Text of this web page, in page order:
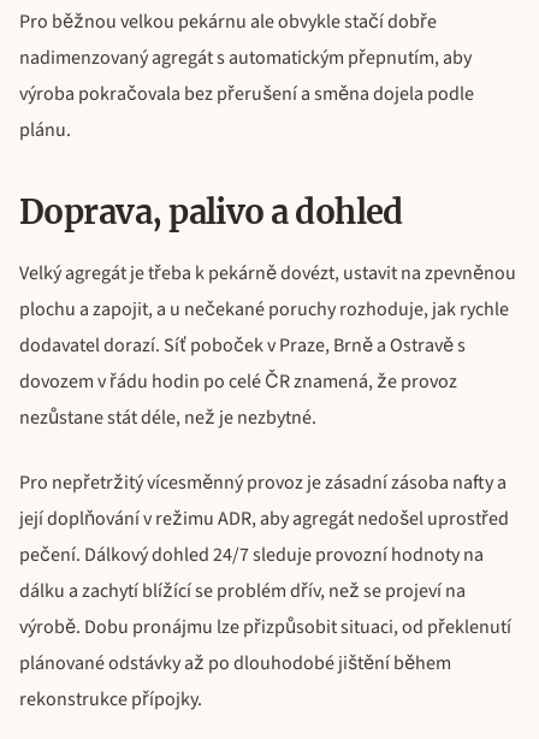
Pro běžnou velkou pekárnu ale obvykle stačí dobře
nadimenzovaný agregát s automatickým přepnutím, aby
výroba pokračovala bez přerušení a směna dojela podle
plánu.
Doprava, palivo a dohled
Velký agregát je třeba k pekárně dovézt, ustavit na zpevněnou
plochu a zapojit, a u nečekané poruchy rozhoduje, jak rychle
dodavatel dorazí. Síť poboček v Praze, Brně a Ostravě s
dovozem v řádu hodin po celé ČR znamená, že provoz
nezůstane stát déle, než je nezbytné.
Pro nepřetržitý vícesměnný provoz je zásadní zásoba nafty a
její doplňování v režimu ADR, aby agregát nedošel uprostřed
pečení. Dálkový dohled 24/7 sleduje provozní hodnoty na
dálku a zachytí blížící se problém dřív, než se projeví na
výrobě. Dobu pronájmu lze přizpůsobit situaci, od překlenutí
plánované odstávky až po dlouhodobé jištění během
rekonstrukce přípojky.